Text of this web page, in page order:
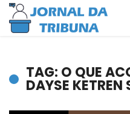
TAG: O QUE
DAYSE KETREN